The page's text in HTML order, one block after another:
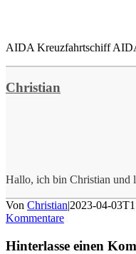
AIDA Kreuzfahrtschiff
Christian
Hallo, ich bin Christian und
Von Christian|2023-04-
Kommentare
Hinterlasse einen